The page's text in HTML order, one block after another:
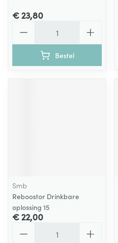
€ 23,80
Bestel
Smb
Reboostor Drinkbare
oplossing 15
€ 22,00